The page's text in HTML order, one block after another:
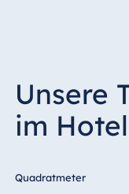
Resort Calabria
Antonine Hotel &
Unsere
im Hotel
Quadratmeter